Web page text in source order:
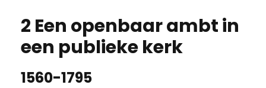
2 Een openbaar ambt in
een publieke kerk
1560-1795